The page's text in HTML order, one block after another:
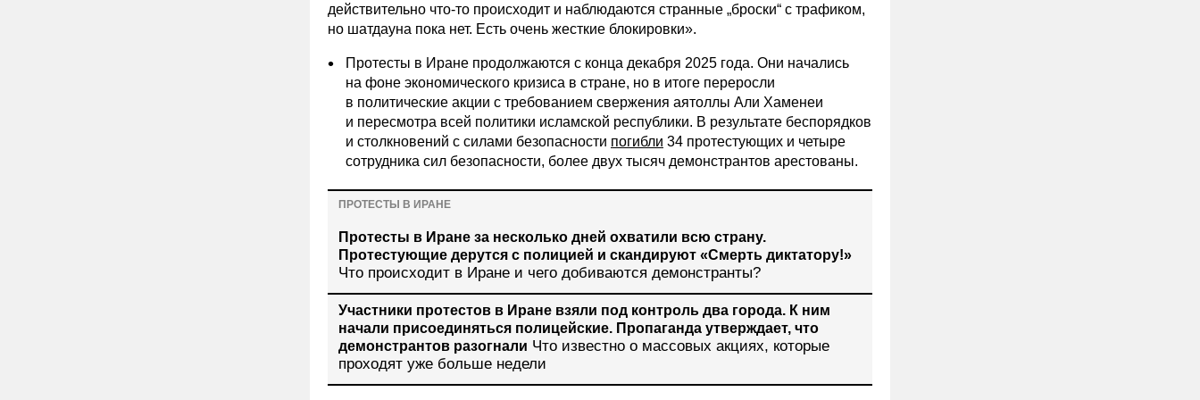
действительно что-то происходит и наблюдаются странные „броски“ с трафиком,
но шатдауна пока нет. Есть очень жесткие блокировки».
Протесты в Иране продолжаются с конца декабря 2025 года. Они начались
на фоне экономического кризиса в стране, но в итоге переросли
в политические акции с требованием свержения аятоллы Али Хаменеи
и пересмотра всей политики исламской республики. В результате беспорядков
и столкновений с силами безопасности погибли 34 протестующих и четыре
сотрудника сил безопасности, более двух тысяч демонстрантов арестованы.
ПРОТЕСТЫ В ИРАНЕ
Протесты в Иране за несколько дней охватили всю страну.
Протестующие дерутся с полицией и скандируют «Смерть диктатору!»
Что происходит в Иране и чего добиваются демонстранты?
Участники протестов в Иране взяли под контроль два города. К ним
начали присоединяться полицейские. Пропаганда утверждает, что
демонстрантов разогнали Что известно о массовых акциях, которые
проходят уже больше недели